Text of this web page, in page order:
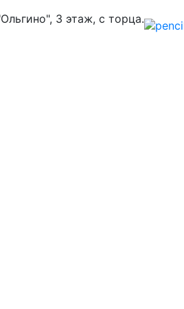
3 этаж, с торца.